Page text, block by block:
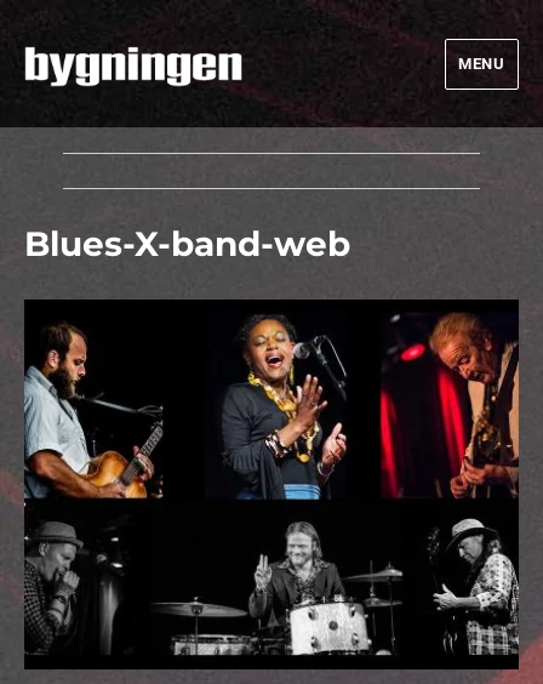
Bygningen
MENU
Blues-X-band-web